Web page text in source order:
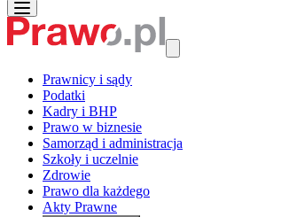
Prawnicy i sądy
Podatki
Kadry i BHP
Prawo w biznesie
Samorząd i administracja
Szkoły i uczelnie
Zdrowie
Prawo dla każdego
Akty Prawne